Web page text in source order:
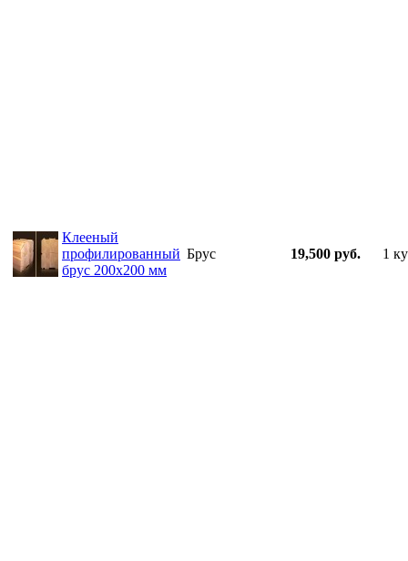
Клееный
профилированный
брус 200х200 мм
Брус 19,500 руб. 1